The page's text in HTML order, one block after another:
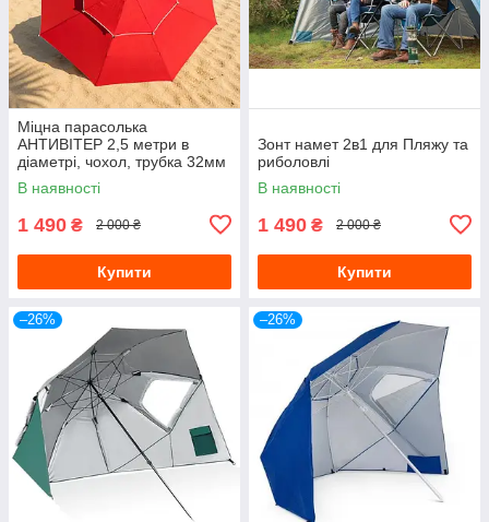
Міцна парасолька
АНТИВІТЕР 2,5 метри в
діаметрі, чохол, трубка 32мм
Червоний
В наявності
1 490 ₴ 2 000 ₴
Купити
Зонт намет 2в1 для Пляжу та
риболовлі
В наявності
1 490 ₴ 2 000 ₴
Купити
–26% –26%